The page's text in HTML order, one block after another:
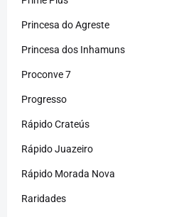
Princesa do Agreste
Princesa dos Inhamuns
Proconve 7
Progresso
Rápido Crateús
Rápido Juazeiro
Rápido Morada Nova
Raridades